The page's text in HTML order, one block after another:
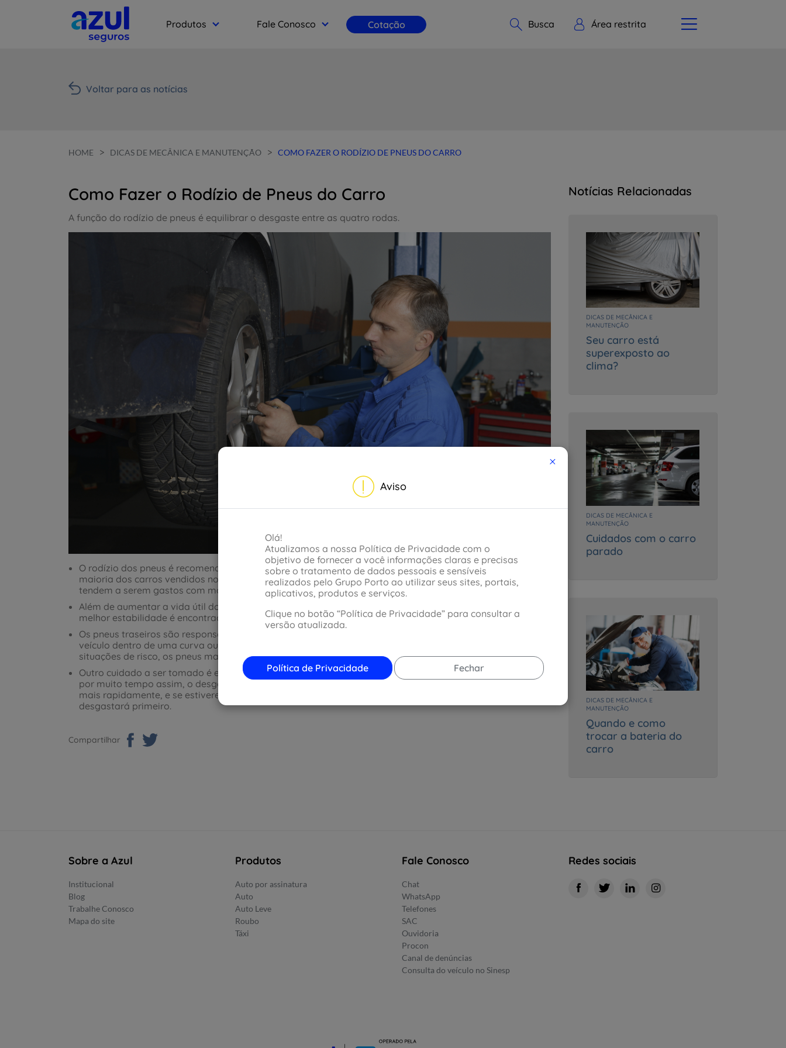
Produtos Fale Conosco Cotação Busca Área restrita
Voltar para as notícias
HOME > DICAS DE MECÂNICA E MANUTENÇÃO > COMO FAZER O RODÍZIO DE PNEUS DO CARRO
Como Fazer o Rodízio de Pneus do Carro
A função do rodízio de pneus é equilibrar o desgaste entre as quatro rodas.
O rodízio dos pneus é recomendado para deixar o desgaste entre eles de forma homogênea. Como a
maioria dos carros vendidos no Brasil possui tração dianteira, os pneus que ficam na parte da frente
tendem a serem gastos com mais facilidade, devido à tração e mobilidade.
Além de aumentar a vida útil do conjunto e da questão econômica, as fabricantes de pneus alegam que a
melhor estabilidade é encontrada utilizando os quatro pneus com desgaste semelhante.
Os pneus traseiros são responsáveis pela estabilidade de trajetória do carro, ou seja, eles que seguram o
veículo dentro de uma curva ou evitam a perda de aderência em uma freada mais brusca. Para evitar
situações de risco, os pneus mais conservados do carro devem estar montados no eixo traseiro.
Outro cuidado a ser tomado é em relação à calibragem que pode estar errada, pois se os pneus rodarem
por muito tempo assim, o desgaste também vai ser irregular: com pouca pressão consumirá as bordas
mais rapidamente, e se estiverem calibrados acima do indicado, o meio da banda de rodagem
desgastará primeiro.
Compartilhar
Notícias Relacionadas
DICAS DE MECÂNICA E
MANUTENÇÃO
Seu carro está
superexposto ao
clima?
DICAS DE MECÂNICA E
MANUTENÇÃO
Cuidados com o carro
parado
DICAS DE MECÂNICA E
MANUTENÇÃO
Quando e como
trocar a bateria do
carro
Sobre a Azul
Institucional
Blog
Trabalhe Conosco
Mapa do site
Produtos
Auto por assinatura
Auto
Auto Leve
Roubo
Táxi
Fale Conosco
Chat
WhatsApp
Telefones
SAC
Ouvidoria
Procon
Canal de denúncias
Consulta do veículo no Sinesp
Redes sociais
Aviso
×
Olá!
Atualizamos a nossa Política de Privacidade com o
objetivo de fornecer a você informações claras e precisas
sobre o tratamento de dados pessoais e sensíveis
realizados pelo Grupo Porto ao utilizar seus sites, portais,
aplicativos, produtos e serviços.
Clique no botão “Política de Privacidade” para consultar a
versão atualizada.
Política de Privacidade Fechar